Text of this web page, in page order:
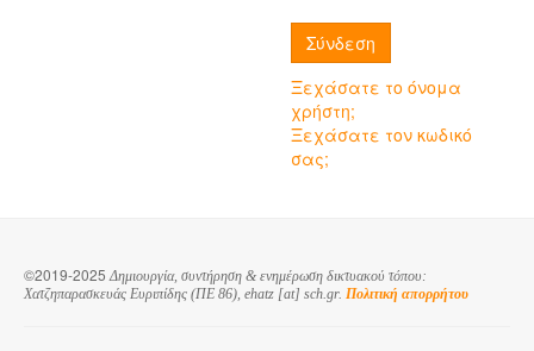
Ξεχάσατε το όνομα
χρήστη;
Ξεχάσατε τον κωδικό
σας;
©2019-2025 Δημιουργία, συντήρηση & ενημέρωση δικτυακού τόπου:
Χατζηπαρασκευάς Ευριπίδης (ΠΕ 86), ehatz [at] sch.gr. Πολιτική απορρήτου